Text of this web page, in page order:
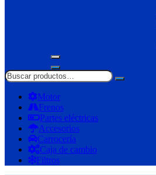
Motor
Frenos
Partes eléctricas
Accesorios
Carrocería
Caja de cambio
Filtros